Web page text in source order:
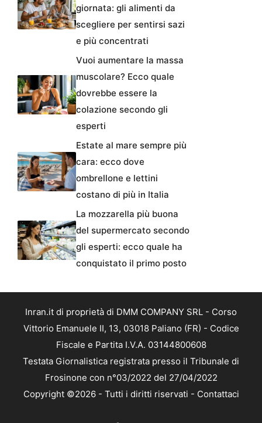
giornata: gli alimenti da
scegliere per sentirsi sazi
e più concentrati
Vuoi aumentare la massa
muscolare? Ecco quale
dovrebbe essere la
colazione secondo gli
esperti
Estate al mare sempre più
cara: ecco dove
ombrellone e lettini
costano di più in Italia
La mozzarella più buona
del supermercato secondo
gli esperti: ecco quale ha
conquistato il primo posto
Inran.it di proprietà di DMM COMPANY SRL - Corso
Vittorio Emanuele II, 13, 03018 Paliano (FR) - Codice
Fiscale e Partita I.V.A. 03144800608
Testata Giornalistica registrata presso il Tribunale di
Frosinone con n°03/2022 del 27/04/2022
Copyright ©2026 - Tutti i diritti riservati - Contattaci